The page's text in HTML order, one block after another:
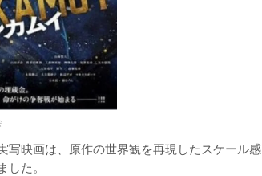
映画は、原作の世界観を再現したスケール感
た。